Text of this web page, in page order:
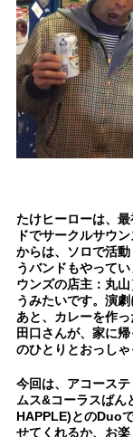
たけヒーローは、
ドでサークルサウ
からは、ソロで活
うバンドもやって
ウンズの店主：丸
うみたいです。演
あと、カレーを作
田口さんが、家に
のひとりとおっしゃ
今回は、アコース
ムス&コーラスばん
HAPPLE)とのDuo
せてくれるか、お楽